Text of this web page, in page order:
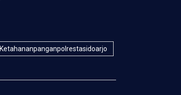
Ketahananpanganpolrestasidoarjo